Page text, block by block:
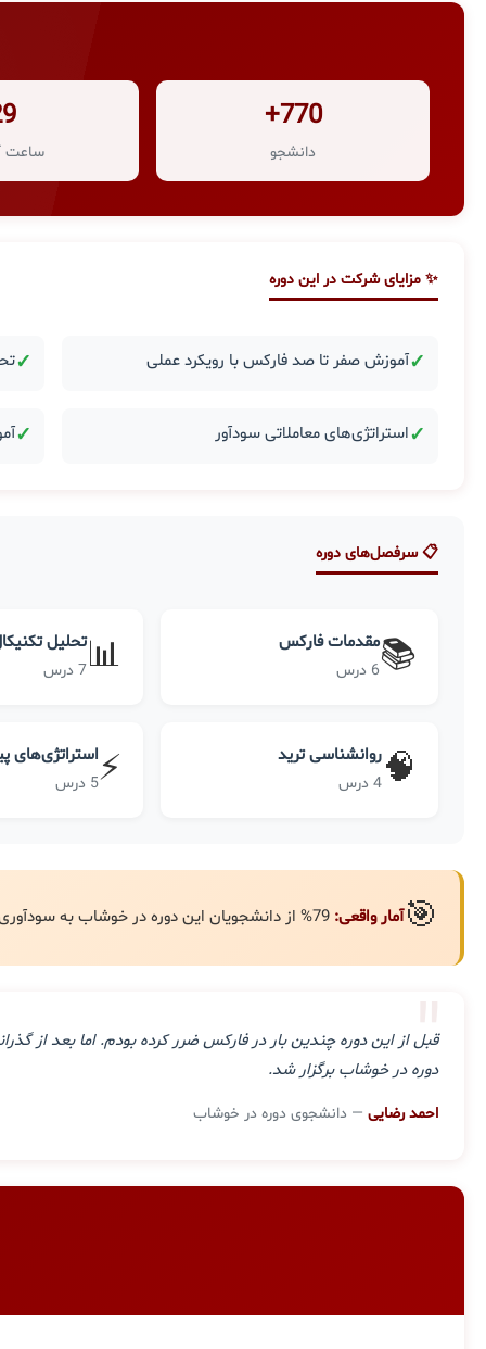
770+
دانشجو ساعت
✨ مزایای شرکت در این دوره
✓آموزش صفر تا صد فارکس با رویکرد عملی ✓
✓استراتژی‌های معاملاتی سودآور ✓
📋 سرفصل‌های دوره
📚مقدمات فارکس
6 درس 📊تحلیل
7 درس
🧠روانشناسی ترید
4 درس ⚡استراتژی‌های
5 درس
🎯آمار واقعی:
"
قبل از این دوره چندین بار در فارکس ضرر کرده بودم. اما بعد از
دوره در خوشاب برگزار شد.
احمد رضایی — دانشجوی دوره در خوشاب